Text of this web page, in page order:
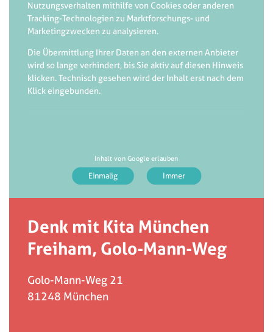
Nutzungsverhalten mithilfe von Cookies oder anderen
Tracking-Technologien zu Marktforschungs- und
Marketingzwecken zu analysieren.
Die Übermittlung Ihrer Daten an den externen Anbieter
wird so lange verhindert, bis Sie aktiv auf diesen Hinweis
klicken. Technisch gesehen wird der Inhalt erst nach dem
Klick eingebunden.
Inhalt von Google erlauben
Denk mit Kita München
Freiham, Golo-Mann-Weg
Golo-Mann-Weg 21
81248 München